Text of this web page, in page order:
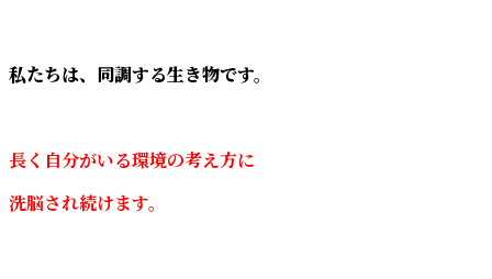
私たちは、同調する生き物です。
長く自分がいる環境の考え方に
洗脳され続けます。